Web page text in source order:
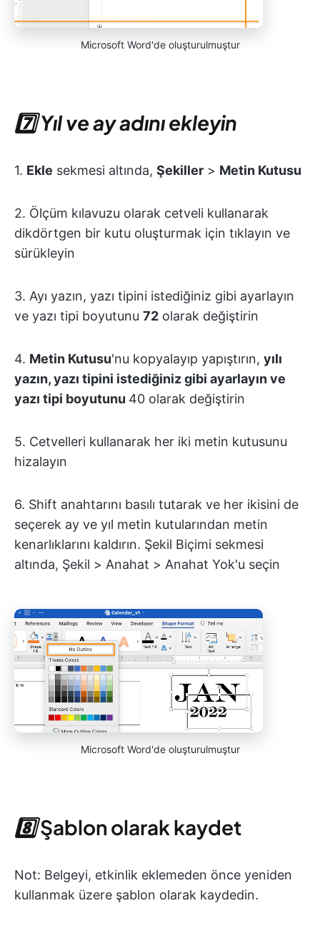
Microsoft Word'de oluşturulmuştur
7️⃣ Yıl ve ay adını ekleyin
1. Ekle sekmesi altında, Şekiller > Metin Kutusu
2. Ölçüm kılavuzu olarak cetveli kullanarak
dikdörtgen bir kutu oluşturmak için tıklayın ve
sürükleyin
3. Ayı yazın, yazı tipini istediğiniz gibi ayarlayın
ve yazı tipi boyutunu 72 olarak değiştirin
4. Metin Kutusu'nu kopyalayıp yapıştırın, yılı
yazın, yazı tipini istediğiniz gibi ayarlayın ve
yazı tipi boyutunu 40 olarak değiştirin
5. Cetvelleri kullanarak her iki metin kutusunu
hizalayın
6. Shift anahtarını basılı tutarak ve her ikisini de
seçerek ay ve yıl metin kutularından metin
kenarlıklarını kaldırın. Şekil Biçimi sekmesi
altında, Şekil > Anahat > Anahat Yok'u seçin
Microsoft Word'de oluşturulmuştur
8️⃣Şablon olarak kaydet
Not: Belgeyi, etkinlik eklemeden önce yeniden
kullanmak üzere şablon olarak kaydedin.